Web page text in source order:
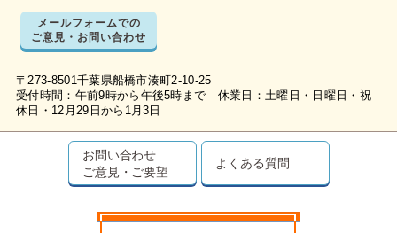
メールフォームでの
ご意見・お問い合わせ
〒273-8501千葉県船橋市湊町2-10-25
受付時間：午前9時から午後5時まで 休業日：土曜日・日曜日・祝
休日・12月29日から1月3日
お問い合わせ
ご意見・ご要望
よくある質問